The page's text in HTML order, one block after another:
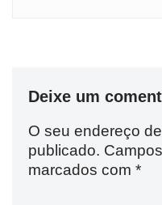
Deixe um
O seu endereço
publicado.
marcados com *